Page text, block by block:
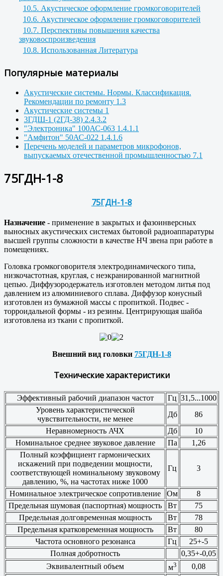
10.5. Акустическое оформление громкоговорителей
10.6. Акустическое оформление громкоговорителей
10.7. Перспективы повышения качества
звуковоспроизведения
10.8. Использованная Литература
Популярные материалы
Акустические системы. Нормы. Классификация.
Рекомендации по ремонту 1.3
Акустические системы 1
3ГДШ-1 (2ГД-38) 2.4.3.2
"Электроника" 100АС-063 1.4.1.1
"Амфитон" 50АС-022 1.4.1.6
Перечень моделей и параметров микрофонов,
выпускаемых отечественной промышленностью 7.1
75ГДН-1-8
75ГДН-1-8
Назначение - применение в закрытых и фазоинверсных
выносных акустических системах бытовой радиоаппаратуры
высшей группы сложности в качестве НЧ звена при работе в
помещениях.
Головка громкоговорителя электродинамического типа,
низкочастотная, круглая, с неэкранированной магнитной
цепью. Диффузородержатель изготовлен методом литья под
давлением из алюминиевого сплава. Диффузор конусный
изготовлен из бумажной массы с пропиткой. Подвес -
торроидальной формы - из резины. Центрирующая шайба
изготовлена из ткани с пропиткой.
Внешний вид головки 75ГДН-1-8
Технические характеристики
Эффективный рабочий диапазон частот Гц 31,5...1000
Уровень характеристической
чувствительности, не менее
Дб
86
Неравномерность АЧХ
Дб
10
Номинальное среднее звуковое давление
Па
1,26
Полный коэффициент гармонических
искажений при подведении мощности,
соответствующей номинальному звуковому
давлению, %, на частотах ниже 1000
Гц 3
Номинальное электрическое сопротивление Ом
8
Предельная шумовая (паспортная) мощность
Вт
75
Предельная долговременная мощность
Вт
78
Предельная кратковременная мощность
Вт
80
Частота основного резонанса
Гц
25+-5
Полная добротность
0,35+-0,05
Эквивалентный объем
м3
0,08